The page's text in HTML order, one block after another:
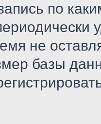
по
не
базы